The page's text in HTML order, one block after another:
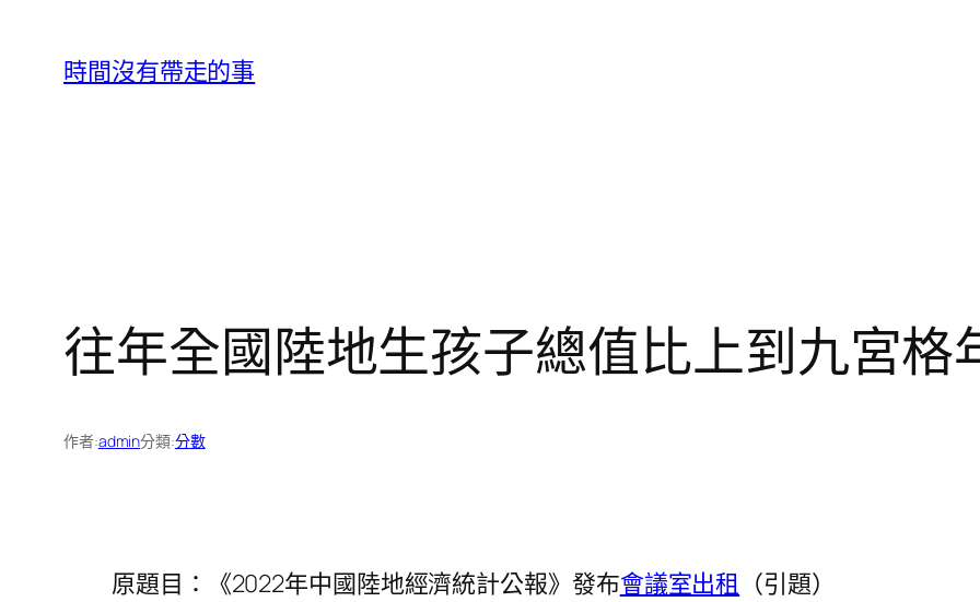
時間沒有帶走的事
往年全國陸地生孩子總值比上到九宮格
作者:admin分類:分數
原題目：《2022年中國陸地經濟統計公報》發布會議室出租 （引題）